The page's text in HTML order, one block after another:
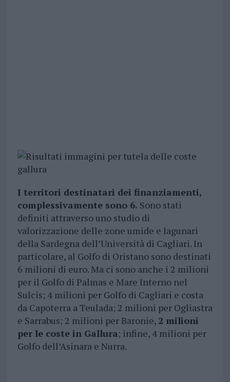
I territori destinatari dei finanziamenti,
complessivamente sono 6. Sono stati
definiti attraverso uno studio di
valorizzazione delle zone umide e lagunari
della Sardegna dell’Università di Cagliari. In
particolare, al Golfo di Oristano sono destinati
6 milioni di euro. Ma ci sono anche i 2 milioni
per il Golfo di Palmas e Mare Interno nel
Sulcis; 4 milioni per Golfo di Cagliari e costa
da Capoterra a Teulada; 2 milioni per Ogliastra
e Sarrabus; 2 milioni per Baronie, 2 milioni
per le coste in Gallura; infine, 4 milioni per
Golfo dell’Asinara e Nurra.